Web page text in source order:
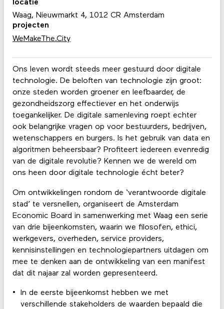
Ons leven wordt steeds meer gestuurd door digitale
technologie. De beloften van technologie zijn groot:
onze steden worden groener en leefbaarder, de
gezondheidszorg effectiever en het onderwijs
toegankelijker. De digitale samenleving roept echter
ook belangrijke vragen op voor bestuurders, bedrijven,
wetenschappers en burgers. Is het gebruik van data en
algoritmen beheersbaar? Profiteert iedereen evenredig
van de digitale revolutie? Kennen we de wereld om
ons heen door digitale technologie écht beter?
Om ontwikkelingen rondom de ‘verantwoorde digitale
stad’ te versnellen, organiseert de Amsterdam
Economic Board in samenwerking met Waag een serie
van drie bijeenkomsten, waarin we filosofen, ethici,
werkgevers, overheden, service providers,
kennisinstellingen en technologiepartners uitdagen om
mee te denken aan de ontwikkeling van een manifest
dat dit najaar zal worden gepresenteerd.
In de eerste bijeenkomst hebben we met
verschillende stakeholders de waarden bepaald die
locatie
Waag, Nieuwmarkt 4, 1012 CR Amsterdam
projecten
WeMakeThe.City